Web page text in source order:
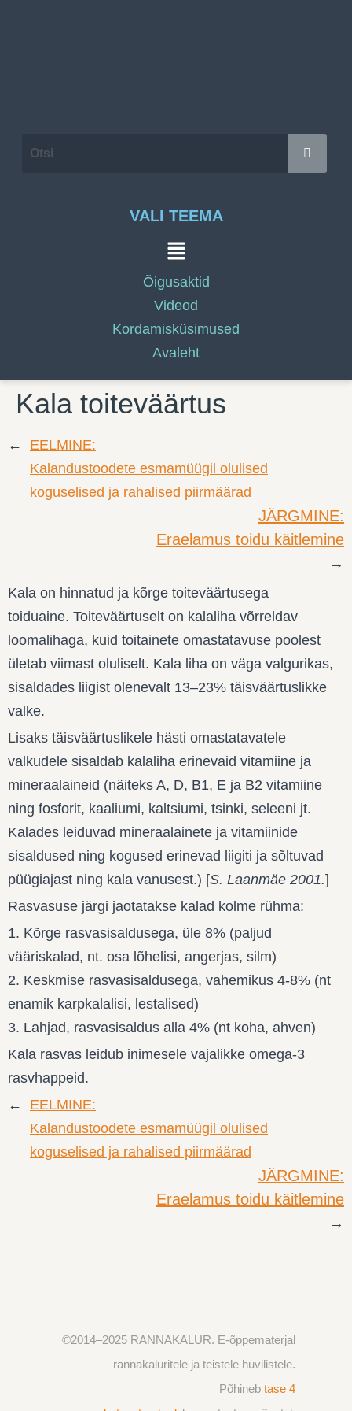
VALI TEEMA
Õigusaktid
Videod
Kordamisküsimused
Avaleht
Kala toiteväärtus
←
EELMINE:
Kalandustoodete esmamüügil olulised
koguselised ja rahalised piirmäärad
JÄRGMINE:
Eraelamus toidu käitlemine
→
Kala on hinnatud ja kõrge toiteväärtusega
toiduaine. Toiteväärtuselt on kalaliha võrreldav
loomalihaga, kuid toitainete omastatavuse poolest
ületab viimast oluliselt. Kala liha on väga valgurikas,
sisaldades liigist olenevalt 13–23% täisväärtuslikke
valke.
Lisaks täisväärtuslikele hästi omastatavatele
valkudele sisaldab kalaliha erinevaid vitamiine ja
mineraalaineid (näiteks A, D, B1, E ja B2 vitamiine
ning fosforit, kaaliumi, kaltsiumi, tsinki, seleeni jt.
Kalades leiduvad mineraalainete ja vitamiinide
sisaldused ning kogused erinevad liigiti ja sõltuvad
püügiajast ning kala vanusest.) [S. Laanmäe 2001.]
Rasvasuse järgi jaotatakse kalad kolme rühma:
1. Kõrge rasvasisaldusega, üle 8% (paljud
vääriskalad, nt. osa lõhelisi, angerjas, silm)
2. Keskmise rasvasisaldusega, vahemikus 4-8% (nt
enamik karpkalalisi, lestalised)
3. Lahjad, rasvasisaldus alla 4% (nt koha, ahven)
Kala rasvas leidub inimesele vajalikke omega-3
rasvhappeid.
←
EELMINE:
Kalandustoodete esmamüügil olulised
koguselised ja rahalised piirmäärad
JÄRGMINE:
Eraelamus toidu käitlemine
→
©2014–2025 RANNAKALUR. E-õppematerjal
rannakaluritele ja teistele huvilistele.
Põhineb tase 4